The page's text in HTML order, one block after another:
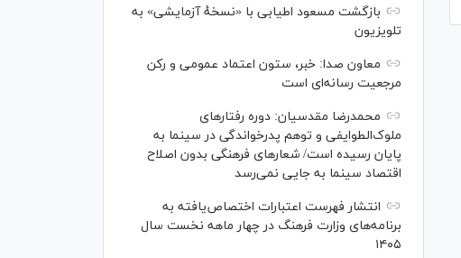
بازگشت مسعود اطیابی با «نسخهٔ آزمایشی» به
تلویزیون
معاون صدا: خبر، ستون اعتماد عمومی و رکن
مرجعیت رسانه‌ای است
محمدرضا مقدسیان: دوره رفتارهای
ملوک‌الطوایفی و توهم پدرخواندگی در سینما به
پایان رسیده است/ شعارهای فرهنگی بدون اصلاح
اقتصاد سینما به جایی نمی‌رسد
انتشار فهرست اعتبارات اختصاص‌یافته به
برنامه‌های وزارت فرهنگ در چهار ماهه نخست سال
۱۴۰۵